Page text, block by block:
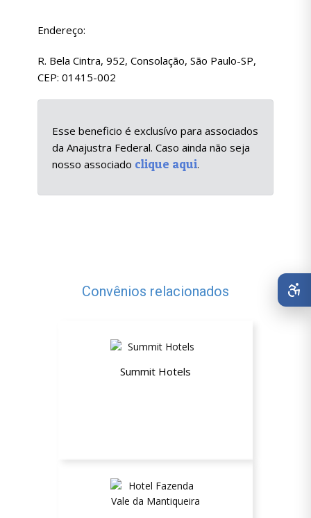
Endereço:
R. Bela Cintra, 952, Consolação, São Paulo-SP,
CEP: 01415-002
Esse beneficio é exclusívo para associados
da Anajustra Federal. Caso ainda não seja
nosso associado clique aqui.
Convênios relacionados
Summit Hotels